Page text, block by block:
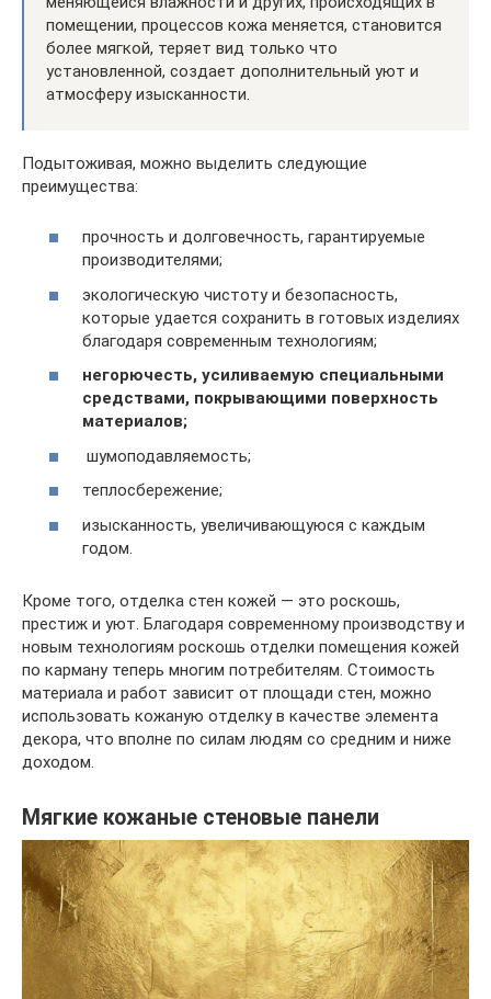
помещении, процессов кожа меняется, становится
более мягкой, теряет вид только что
установленной, создает дополнительный уют и
атмосферу изысканности.
Подытоживая, можно выделить следующие
преимущества:
прочность и долговечность, гарантируемые
производителями;
экологическую чистоту и безопасность,
которые удается сохранить в готовых изделиях
благодаря современным технологиям;
негорючесть, усиливаемую специальными
средствами, покрывающими поверхность
материалов;
шумоподавляемость;
теплосбережение;
изысканность, увеличивающуюся с каждым
годом.
Кроме того, отделка стен кожей — это роскошь,
престиж и уют. Благодаря современному производству и
новым технологиям роскошь отделки помещения кожей
по карману теперь многим потребителям. Стоимость
материала и работ зависит от площади стен, можно
использовать кожаную отделку в качестве элемента
декора, что вполне по силам людям со средним и ниже
доходом.
Мягкие кожаные стеновые панели